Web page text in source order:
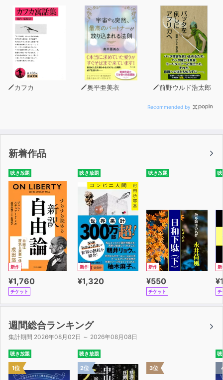
カフカ 奥平亜美衣 前野ウルド浩太郎
Recommended by
新着作品
聴き放題
新作
¥1,760
チケット
聴き放題
新作
¥1,320
聴き放題
新作
¥550
チケット
聴
新
チ
週間総合ランキング
集計期間 2026年08月02日 ～ 2026年08月08日
聴き放題
1位
聴き放題
2位 3位
聴